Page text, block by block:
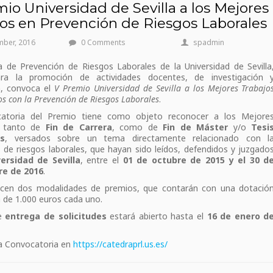
Universidad de Sevilla a los Mejores
en Prevención de Riesgos Laborales
2016 0 Comments spadmin
de Prevención de Riesgos Laborales de la Universidad de
la promoción de actividades docentes, de investigación
convoca el V Premio Universidad de Sevilla a los Mejores
con la Prevención de Riesgos Laborales.
del Premio tiene como objeto reconocer a los
de Fin de Carrera, como de Fin de Máster y/o
, versados sobre un tema directamente relacionado con
de riesgos laborales, que hayan sido leídos, defendidos y
de Sevilla, entre el 01 de octubre de 2015 y el 30
de 2016.
dos modalidades de premios, que contarán con una
1.000 euros cada uno.
entrega de solicitudes estará abierto hasta el 16 de enero
Convocatoria enhttps://catedraprl.us.es/